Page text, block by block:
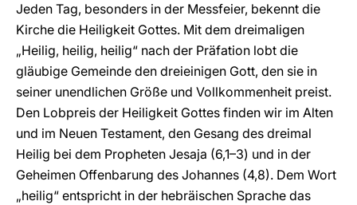
Jeden Tag, besonders in der Messfeier, bekennt die
Kirche die Heiligkeit Gottes. Mit dem dreimaligen
„Heilig, heilig, heilig“ nach der Präfation lobt die
gläubige Gemeinde den dreieinigen Gott, den sie in
seiner unendlichen Größe und Vollkommenheit preist.
Den Lobpreis der Heiligkeit Gottes finden wir im Alten
und im Neuen Testament, den Gesang des dreimal
Heilig bei dem Propheten Jesaja (6,1–3) und in der
Geheimen Offenbarung des Johannes (4,8). Dem Wort
„heilig“ entspricht in der hebräischen Sprache das